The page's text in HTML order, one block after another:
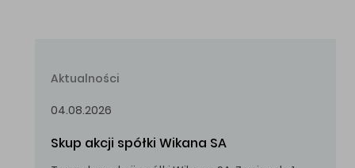
Aktualności
04.08.2026
Skup akcji spółki Wikana SA